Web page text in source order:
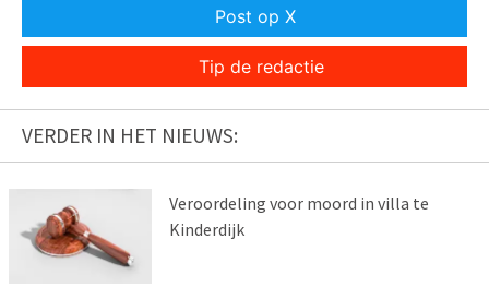
Post op X
Tip de redactie
VERDER IN HET NIEUWS:
Veroordeling voor moord in villa te
Kinderdijk